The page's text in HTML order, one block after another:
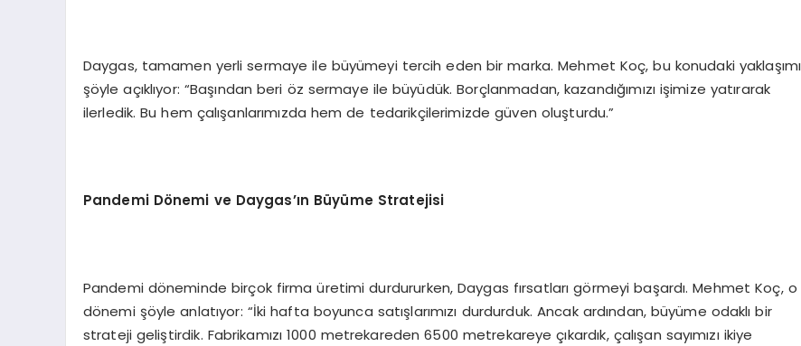
Daygas, tamamen yerli sermaye ile büyümeyi tercih eden bir marka. Mehmet Koç, bu konudaki yaklaşımı
şöyle açıklıyor: “Başından beri öz sermaye ile büyüdük. Borçlanmadan, kazandığımızı işimize yatırarak
ilerledik. Bu hem çalışanlarımızda hem de tedarikçilerimizde güven oluşturdu.”
Pandemi Dönemi ve Daygas’ın Büyüme Stratejisi
Pandemi döneminde birçok firma üretimi durdururken, Daygas fırsatları görmeyi başardı. Mehmet Koç, o
dönemi şöyle anlatıyor: “İki hafta boyunca satışlarımızı durdurduk. Ancak ardından, büyüme odaklı bir
strateji geliştirdik. Fabrikamızı 1000 metrekareden 6500 metrekareye çıkardık, çalışan sayımızı ikiye